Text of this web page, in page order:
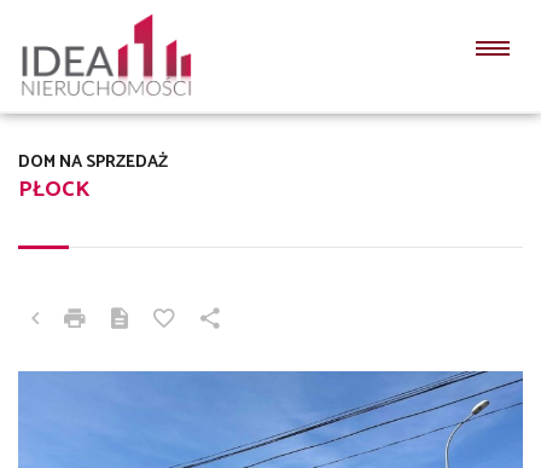
PŁOCK
DOM NA SPRZEDAŻ